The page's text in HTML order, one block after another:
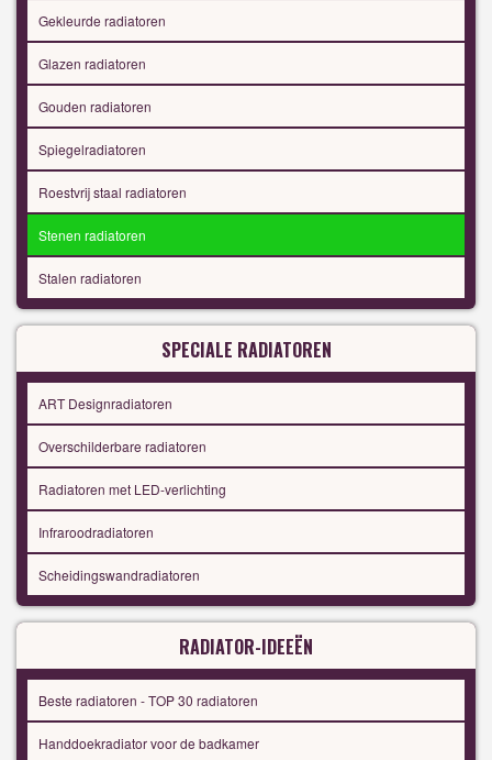
Gekleurde radiatoren
Glazen radiatoren
Gouden radiatoren
Spiegelradiatoren
Roestvrij staal radiatoren
Stenen radiatoren
Stalen radiatoren
SPECIALE RADIATOREN
ART Designradiatoren
Overschilderbare radiatoren
Radiatoren met LED-verlichting
Infraroodradiatoren
Scheidingswandradiatoren
RADIATOR-IDEEËN
Beste radiatoren - TOP 30 radiatoren
Handdoekradiator voor de badkamer